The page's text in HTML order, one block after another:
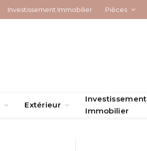
Investissement Immobilier Pièces
Extérieur
Investissement
Immobilier